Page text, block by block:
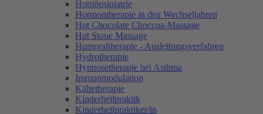
Homöosiniatrie
Hormontherapie in den Wechseljahren
Hot Chocolate Choccoa-Massage
Hot Stone Massage
Humoraltherapie - Ausleitungsverfahren
Hydrotherapie
Hypnosetherapie bei Asthma
Immunmodulation
Kältetherapie
Kinderheilpraktik
Kinderheilpraktiker/in